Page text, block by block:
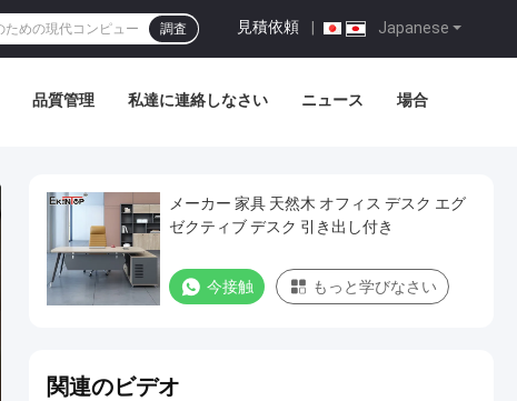
Japanese
見積依頼
調査
品質管理 私達に連絡しなさい ニュース 場合
メーカー 家具 天然木 オフィス デスク エグ
ゼクティブ デスク 引き出し付き
今接触 もっと学びなさい
関連のビデオ